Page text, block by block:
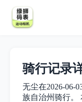
骑行记录
无尘在2026-06-
族自治州骑行。